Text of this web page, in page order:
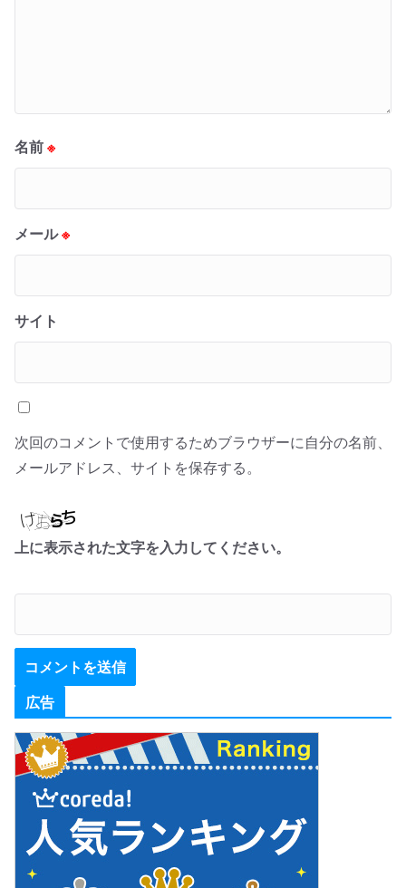
名前 ※
メール※
サイト
次回のコメントで使用するためブラウザーに自分の名前、
メールアドレス、サイトを保存する。
上に表示された文字を入力してください。
広告